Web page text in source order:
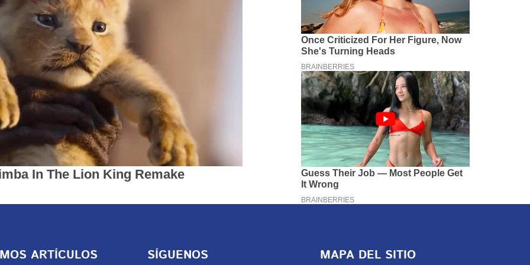
ARTÍCULOS SÍGUENOS MAPA DEL SITIO